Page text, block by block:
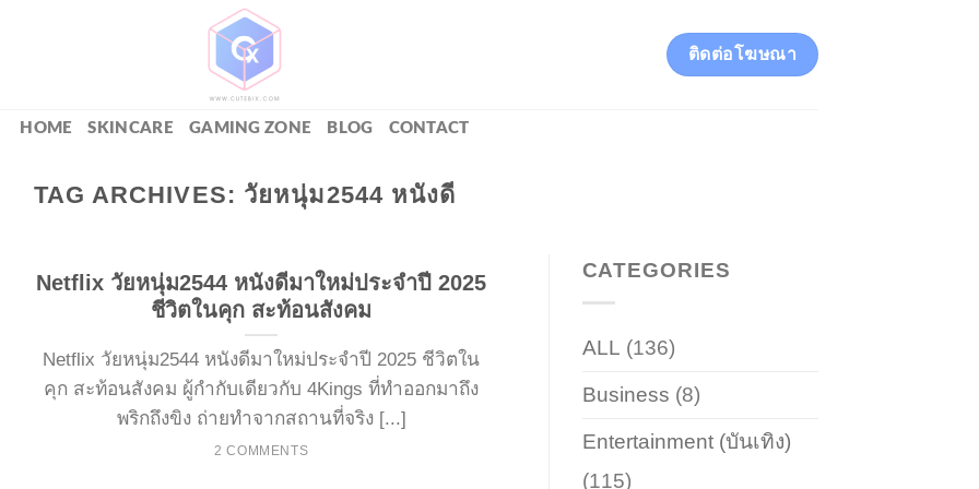
ติดต่อโฆษณา
HOME SKINCARE GAMING ZONE BLOG CONTACT
TAG ARCHIVES: วัยหนุ่ม2544 หนังดี
Netflix วัยหนุ่ม2544 หนังดีมาใหม่ประจำปี 2025
ชีวิตในคุก สะท้อนสังคม
Netflix วัยหนุ่ม2544 หนังดีมาใหม่ประจำปี 2025 ชีวิตใน
คุก สะท้อนสังคม ผู้กำกับเดียวกับ 4Kings ที่ทำออกมาถึง
พริกถึงขิง ถ่ายทำจากสถานที่จริง [...]
2 COMMENTS
CATEGORIES
ALL (136)
Business (8)
Entertainment (บันเทิง)
(115)